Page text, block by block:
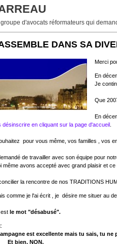
d'avocats réformateurs qui
DANS SA
Merci
En
Je
Que
En
désinscrire en cliquant sur la page d'accueil
pour vous même, vos familles , vos
de travailler avec son équipe pour
même avons accepté avec grand plaisir et
la rencontre de nos TRADITIONS
comme je l'ai écrit , je désire me situer au
le mot "désabusé".
est excellente mais tu sais, tu
Et bien, NON.